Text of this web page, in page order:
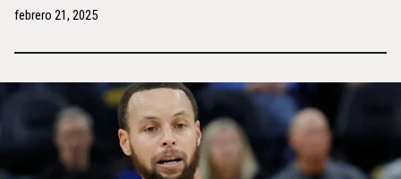
febrero 21, 2025